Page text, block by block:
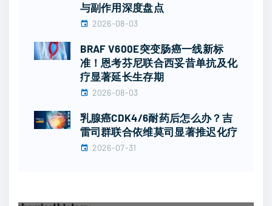
与副作用深度盘点
2026-08-03
BRAF V600E突变肠癌一线新标
准！恩考芬尼联合西妥昔单抗及化
疗显著延长生存期
2026-08-03
乳腺癌CDK4/6耐药后怎么办？吉
雷司群联合依维莫司显著推迟化疗
2026-07-31